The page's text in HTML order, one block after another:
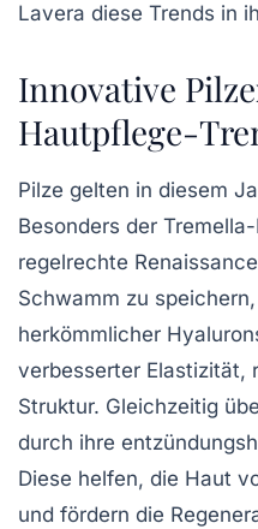
Lavera diese Trends in
Innovative
Hautpflege-
Pilze gelten in diesem
Besonders der
regelrechte
Schwamm zu
herkömmlicher
verbesserter Elastizität,
Struktur. Gleichzeitig
durch ihre
Diese helfen, die Haut
und fördern die